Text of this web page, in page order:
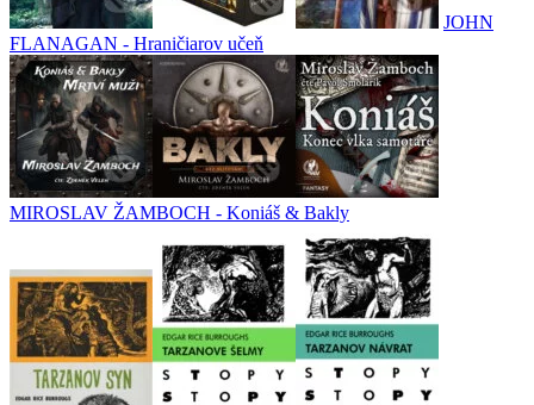
JOHN
FLANAGAN - Hraničiarov učeň
MIROSLAV ŽAMBOCH - Koniáš & Bakly